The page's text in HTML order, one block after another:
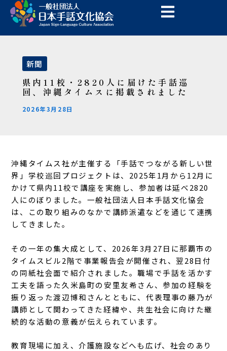
新聞
県内11校・2820人に届けた手話巡
回、沖縄タイムスに掲載されました
2026年3月28日
沖縄タイムス社が主催する「手話でつながる新しい世
界」学校巡回プロジェクトは、2025年1月から12月に
かけて県内11校で講座を実施し、参加者は延べ2820
人にのぼりました。一般社団法人日本手話文化協会
は、この取り組みのなかで講師派遣などを通じて連携
してきました。
その一年の集大成として、2026年3月27日に那覇市の
タイムスビル2階で事業報告会が開催され、翌28日付
の同紙社会面で紹介されました。職場で手話を活かす
工夫を語った久米島町の安里友希さん、参加の経験を
振り返った渡辺博和さんとともに、代表理事の藤乃が
講師として関わってきた経緯や、共生社会に向けた継
続的な活動の意義が伝えられています。
教育現場に加え、介護施設などへも広げ、社会のあり
稿